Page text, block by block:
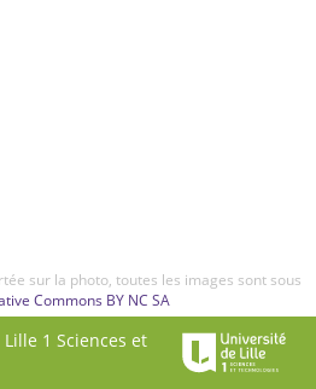
sur la photo, toutes les images sont sous
Commons BY NC SA
1 Sciences et